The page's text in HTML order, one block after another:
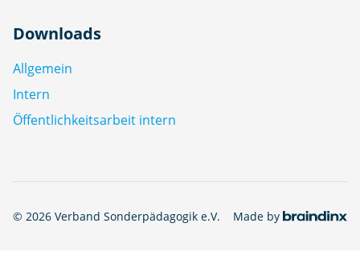
Downloads
Allgemein
Intern
Öffentlichkeitsarbeit intern
© 2026 Verband Sonderpädagogik e.V. Made by